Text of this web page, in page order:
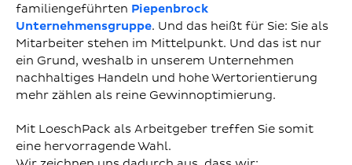
familiengeführten Piepenbrock
Unternehmensgruppe. Und das heißt für Sie: Sie als
Mitarbeiter stehen im Mittelpunkt. Und das ist nur
ein Grund, weshalb in unserem Unternehmen
nachhaltiges Handeln und hohe Wertorientierung
mehr zählen als reine Gewinnoptimierung.
Mit LoeschPack als Arbeitgeber treffen Sie somit
eine hervorragende Wahl.